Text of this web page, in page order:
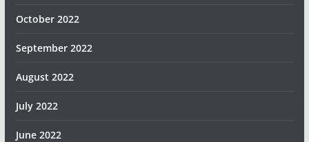
October 2022
September 2022
August 2022
July 2022
June 2022